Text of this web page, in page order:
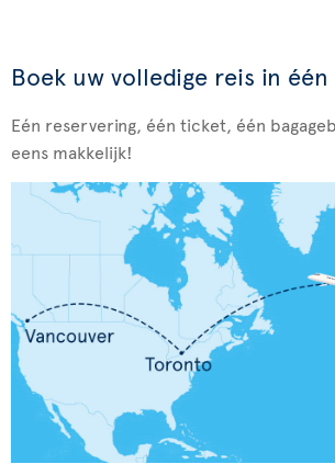
Boek uw volledige reis in
Eén reservering, één ticket, één
eens makkelijk!